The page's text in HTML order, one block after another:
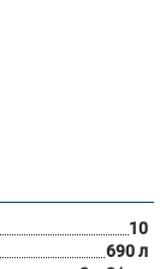
10
690 л